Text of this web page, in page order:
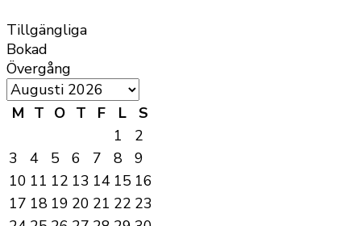
Tillgängliga
Bokad
Övergång
M T O T F L
S
1
2
3
4 5 6 7 8
9
10 11 12 13 14 15 16
17 18 19 20 21 22 23